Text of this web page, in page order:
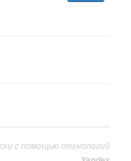
с помощью технологий